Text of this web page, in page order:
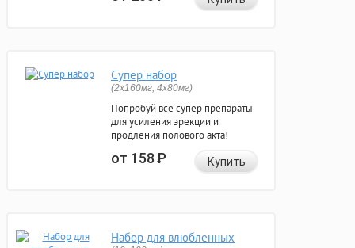
Супер набор
(2х160мг, 4х80мг)
Попробуй все супер препараты
для усиления эрекции и
продления полового акта!
от 158Р Купить
Набор для влюбленных